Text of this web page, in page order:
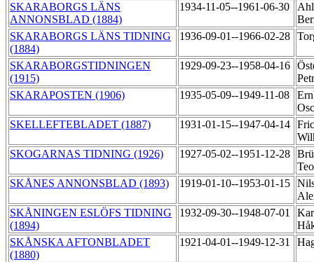
SKARABORGS LÄNS
ANNONSBLAD (1884)
1934-11-05--1961-06-30
SKARABORGS LÄNS TIDNING
(1884)
1936-09-01--1966-02-28
SKARABORGSTIDNINGEN
(1915)
1929-09-23--1958-04-16
SKARAPOSTEN (1906)
1935-05-09--1949-11-08
SKELLEFTEBLADET (1887)
1931-01-15--1947-04-14
SKOGARNAS TIDNING (1926)
1927-05-02--1951-12-28
SKÅNES ANNONSBLAD (1893)
1919-01-10--1953-01-15
SKÅNINGEN ESLÖFS TIDNING
(1894)
1932-09-30--1948-07-01
SKÅNSKA AFTONBLADET
(1880)
1921-04-01--1949-12-31